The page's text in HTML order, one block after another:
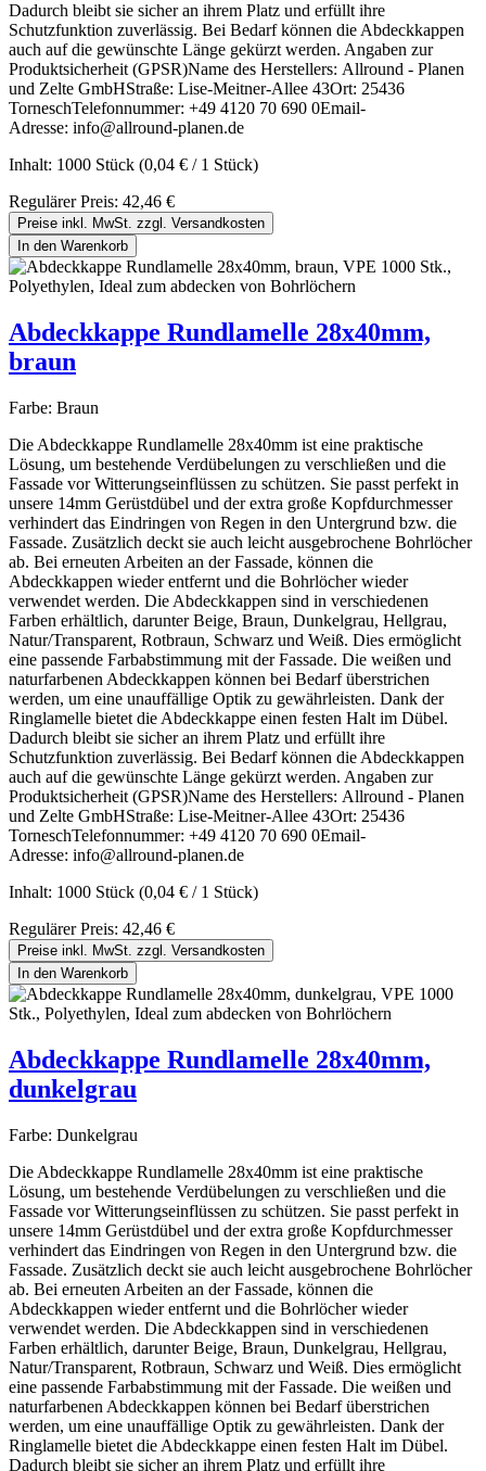
Dadurch bleibt sie sicher an ihrem Platz und erfüllt ihre
Schutzfunktion zuverlässig. Bei Bedarf können die Abdeckkappen
auch auf die gewünschte Länge gekürzt werden. Angaben zur
Produktsicherheit (GPSR)Name des Herstellers: Allround - Planen
und Zelte GmbHStraße: Lise-Meitner-Allee 43Ort: 25436
TorneschTelefonnummer: +49 4120 70 690 0Email-
Adresse: info@allround-planen.de
Inhalt: 1000 Stück (0,04 € / 1 Stück)
Regulärer Preis: 42,46 €
Preise inkl. MwSt. zzgl. Versandkosten
In den Warenkorb
Abdeckkappe Rundlamelle 28x40mm,
braun
Farbe: Braun
Die Abdeckkappe Rundlamelle 28x40mm ist eine praktische
Lösung, um bestehende Verdübelungen zu verschließen und die
Fassade vor Witterungseinflüssen zu schützen. Sie passt perfekt in
unsere 14mm Gerüstdübel und der extra große Kopfdurchmesser
verhindert das Eindringen von Regen in den Untergrund bzw. die
Fassade. Zusätzlich deckt sie auch leicht ausgebrochene Bohrlöcher
ab. Bei erneuten Arbeiten an der Fassade, können die
Abdeckkappen wieder entfernt und die Bohrlöcher wieder
verwendet werden. Die Abdeckkappen sind in verschiedenen
Farben erhältlich, darunter Beige, Braun, Dunkelgrau, Hellgrau,
Natur/Transparent, Rotbraun, Schwarz und Weiß. Dies ermöglicht
eine passende Farbabstimmung mit der Fassade. Die weißen und
naturfarbenen Abdeckkappen können bei Bedarf überstrichen
werden, um eine unauffällige Optik zu gewährleisten. Dank der
Ringlamelle bietet die Abdeckkappe einen festen Halt im Dübel.
Dadurch bleibt sie sicher an ihrem Platz und erfüllt ihre
Schutzfunktion zuverlässig. Bei Bedarf können die Abdeckkappen
auch auf die gewünschte Länge gekürzt werden. Angaben zur
Produktsicherheit (GPSR)Name des Herstellers: Allround - Planen
und Zelte GmbHStraße: Lise-Meitner-Allee 43Ort: 25436
TorneschTelefonnummer: +49 4120 70 690 0Email-
Adresse: info@allround-planen.de
Inhalt: 1000 Stück (0,04 € / 1 Stück)
Regulärer Preis: 42,46 €
Preise inkl. MwSt. zzgl. Versandkosten
In den Warenkorb
Abdeckkappe Rundlamelle 28x40mm,
dunkelgrau
Farbe: Dunkelgrau
Die Abdeckkappe Rundlamelle 28x40mm ist eine praktische
Lösung, um bestehende Verdübelungen zu verschließen und die
Fassade vor Witterungseinflüssen zu schützen. Sie passt perfekt in
unsere 14mm Gerüstdübel und der extra große Kopfdurchmesser
verhindert das Eindringen von Regen in den Untergrund bzw. die
Fassade. Zusätzlich deckt sie auch leicht ausgebrochene Bohrlöcher
ab. Bei erneuten Arbeiten an der Fassade, können die
Abdeckkappen wieder entfernt und die Bohrlöcher wieder
verwendet werden. Die Abdeckkappen sind in verschiedenen
Farben erhältlich, darunter Beige, Braun, Dunkelgrau, Hellgrau,
Natur/Transparent, Rotbraun, Schwarz und Weiß. Dies ermöglicht
eine passende Farbabstimmung mit der Fassade. Die weißen und
naturfarbenen Abdeckkappen können bei Bedarf überstrichen
werden, um eine unauffällige Optik zu gewährleisten. Dank der
Ringlamelle bietet die Abdeckkappe einen festen Halt im Dübel.
Dadurch bleibt sie sicher an ihrem Platz und erfüllt ihre